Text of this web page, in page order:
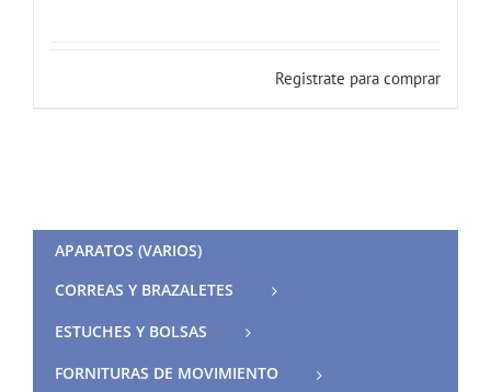
Registrate para comprar
APARATOS (VARIOS)
CORREAS Y BRAZALETES
ESTUCHES Y BOLSAS
FORNITURAS DE MOVIMIENTO